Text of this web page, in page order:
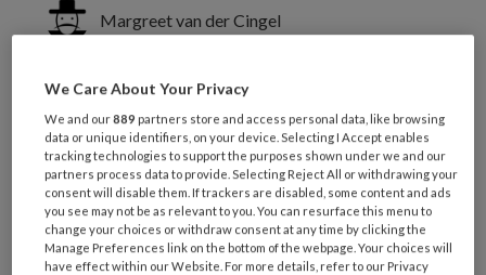
Margreet van der Cingel
Hoe passen verpleegkundigen
leiderschap toe bij bevordering van
zelfmanagement van
ziekenhuispatiënten?
We Care About Your Privacy
We and our889 partners store and access personal data, like browsing
data or unique identifiers, on your device. Selecting I Accept enables
tracking technologies to support the purposes shown under we and our
partners process data to provide. Selecting Reject All or withdrawing your
consent will disable them. If trackers are disabled, some content and ads
you see may not be as relevant to you. You can resurface this menu to
change your choices or withdraw consent at any time by clicking the
Manage Preferences link on the bottom of the webpage. Your choices will
have effect within our Website. For more details, refer to our Privacy